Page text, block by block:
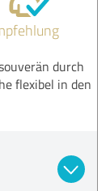
durch
flexibel in den